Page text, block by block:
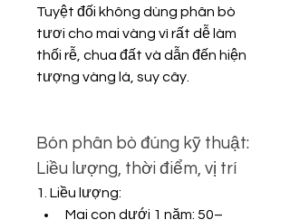
Tuyệt đối không dùng phân bò
tươi cho mai vàng vì rất dễ làm
thối rễ, chua đất và dẫn đến hiện
tượng vàng lá, suy cây.
Bón phân bò đúng kỹ thuật:
Liều lượng, thời điểm, vị trí
1. Liều lượng:
Mai con dưới 1 năm: 50–